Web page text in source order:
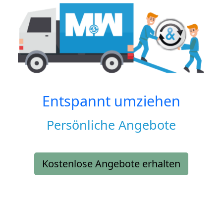
Entspannt umziehen
Persönliche Angebote
Kostenlose Angebote erhalten